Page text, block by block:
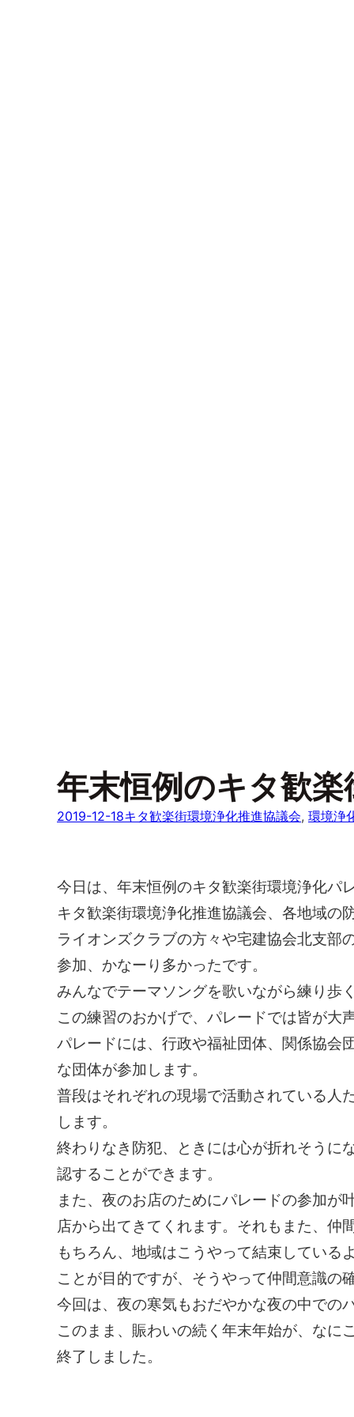
年末恒例のキタ歓
2019-12-18キタ歓楽街環境浄化推進協議会, 環境浄
今日は、年末恒例のキタ歓楽街環境浄化パレ
キタ歓楽街環境浄化推進協議会、各地域の
ライオンズクラブの方々や宅建協会北支部
参加、かなーり多かったです。
みんなでテーマソングを歌いながら練り歩
この練習のおかげで、パレードでは皆が大
パレードには、行政や福祉団体、関係協会
な団体が参加します。
普段はそれぞれの現場で活動されている人
します。
終わりなき防犯、ときには心が折れそうに
認することができます。
また、夜のお店のためにパレードの参加が
店から出てきてくれます。それもまた、仲
もちろん、地域はこうやって結束している
ことが目的ですが、そうやって仲間意識の
今回は、夜の寒気もおだやかな夜の中での
このまま、賑わいの続く年末年始が、なに
終了しました。